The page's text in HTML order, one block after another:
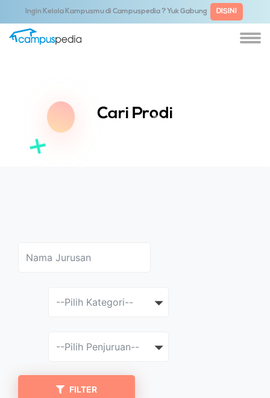
Ingin Kelola Kampusmu di Campuspedia ? Yuk Gabung DISINI
Cari Prodi
--Pilih Kategori--
--Pilih Penjuruan--
FILTER